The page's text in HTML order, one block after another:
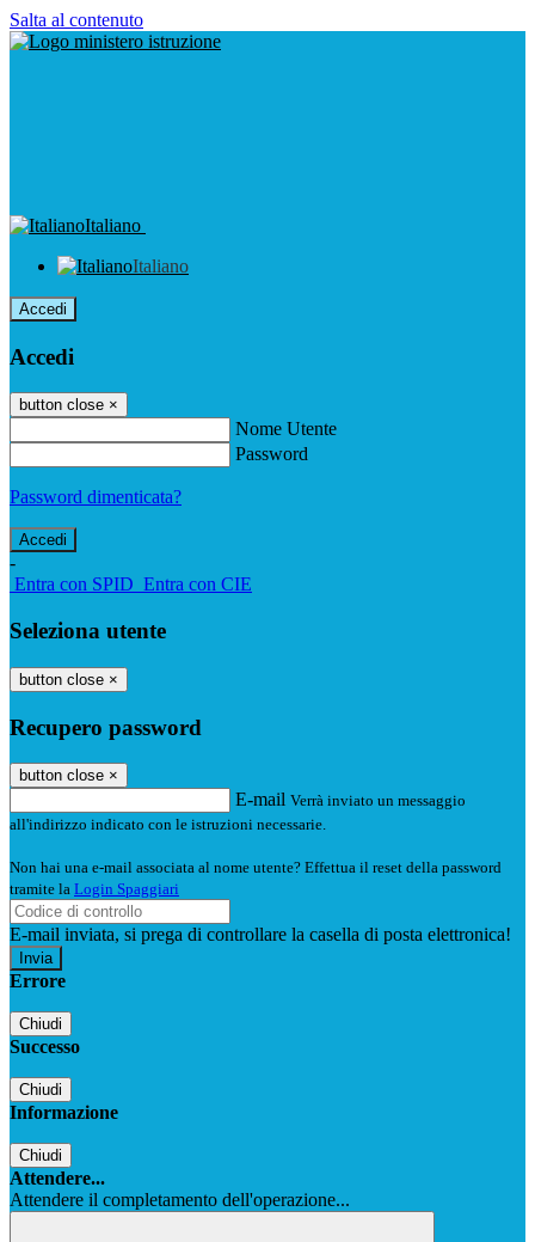
Salta al contenuto
Italiano
Italiano
Accedi
Accedi
button close ×
Nome Utente
Password
Password dimenticata?
-
Entra con SPID Entra con CIE
Seleziona utente
button close ×
Recupero password
button close ×
E-mail Verrà inviato un messaggio
all'indirizzo indicato con le istruzioni necessarie.
Non hai una e-mail associata al nome utente? Effettua il reset della password
tramite la Login Spaggiari
E-mail inviata, si prega di controllare la casella di posta elettronica!
Errore
Chiudi
Successo
Chiudi
Informazione
Chiudi
Attendere...
Attendere il completamento dell'operazione...